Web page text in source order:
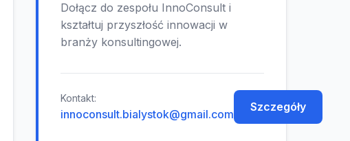
Dołącz do zespołu InnoConsult i
kształtuj przyszłość innowacji w
branży konsultingowej.
Kontakt:
innoconsult.bialystok@gmail.com
Szczegóły